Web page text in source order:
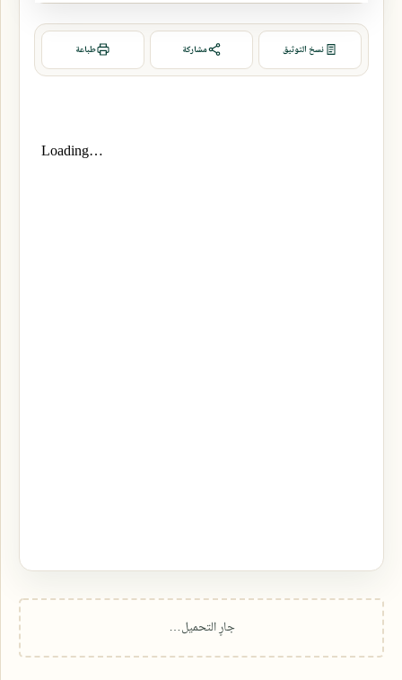
نسخ التوثيق مشاركة طباعة